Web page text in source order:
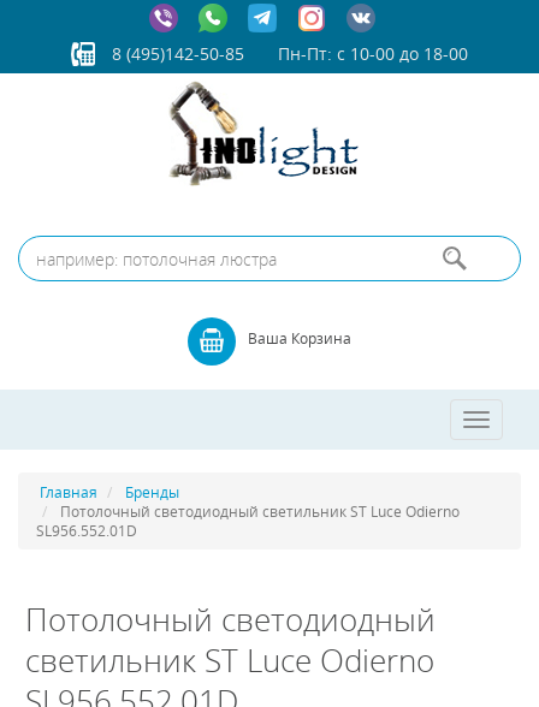
8 (495)142-50-85 Пн-Пт: с 10-00 до 18-00
Ваша Корзина
Toggle
Главная
Бренды
Потолочный светодиодный светильник ST Luce Odierno
SL956.552.01D
Потолочный светодиодный
светильник ST Luce Odierno